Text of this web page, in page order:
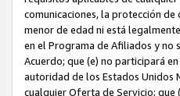
comunicaciones, la protección
menor de edad ni está
en el Programa de Afiliados y no
Acuerdo; que (e) no participará
autoridad de los Estados Unidos
cualquier Oferta de Servicio;